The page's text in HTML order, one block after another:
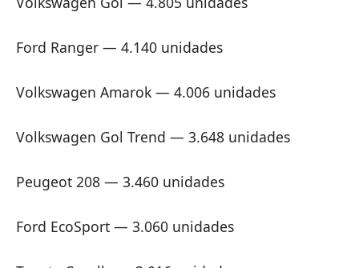
Ford Ranger — 4.140 unidades
Volkswagen Amarok — 4.006 unidades
Volkswagen Gol Trend — 3.648 unidades
Peugeot 208 — 3.460 unidades
Ford EcoSport — 3.060 unidades